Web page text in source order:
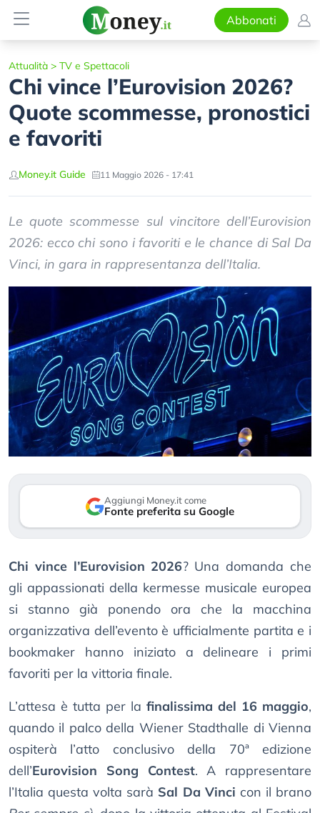
Abbonati
Attualità > TV e Spettacoli
Chi vince l’Eurovision 2026?
Quote scommesse, pronostici
e favoriti
Money.it Guide 11 Maggio 2026 - 17:41
Le quote scommesse sul vincitore dell’Eurovision
2026: ecco chi sono i favoriti e le chance di Sal Da
Vinci, in gara in rappresentanza dell’Italia.
Aggiungi Money.it come
Fonte preferita su Google
Chi vince l’Eurovision 2026? Una domanda che
gli appassionati della kermesse musicale europea
si stanno già ponendo ora che la macchina
organizzativa dell’evento è ufficialmente partita e i
bookmaker hanno iniziato a delineare i primi
favoriti per la vittoria finale.
L’attesa è tutta per la finalissima del 16 maggio,
quando il palco della Wiener Stadthalle di Vienna
ospiterà l’atto conclusivo della 70ª edizione
dell’Eurovision Song Contest. A rappresentare
l’Italia questa volta sarà Sal Da Vinci con il brano